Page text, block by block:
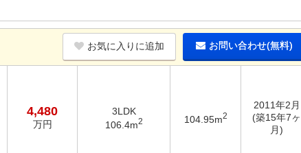
お気に入りに追加 お問い合わせ(無料)
4,480
万円
3LDK
106.4m2 104.95m2
2011年2月
(築15年7ヶ
月)